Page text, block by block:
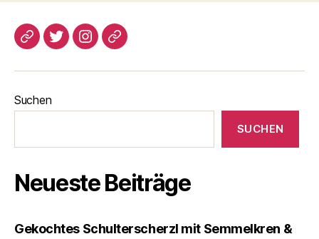
blogspotTwitterInstagramPinterest
Suchen
SUCHEN
Neueste Beiträge
Gekochtes Schulterscherzl mit Semmelkren &